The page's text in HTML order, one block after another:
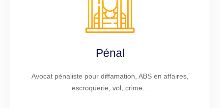
Pénal
Avocat pénaliste pour diffamation, ABS en affaires,
escroquerie, vol, crime...